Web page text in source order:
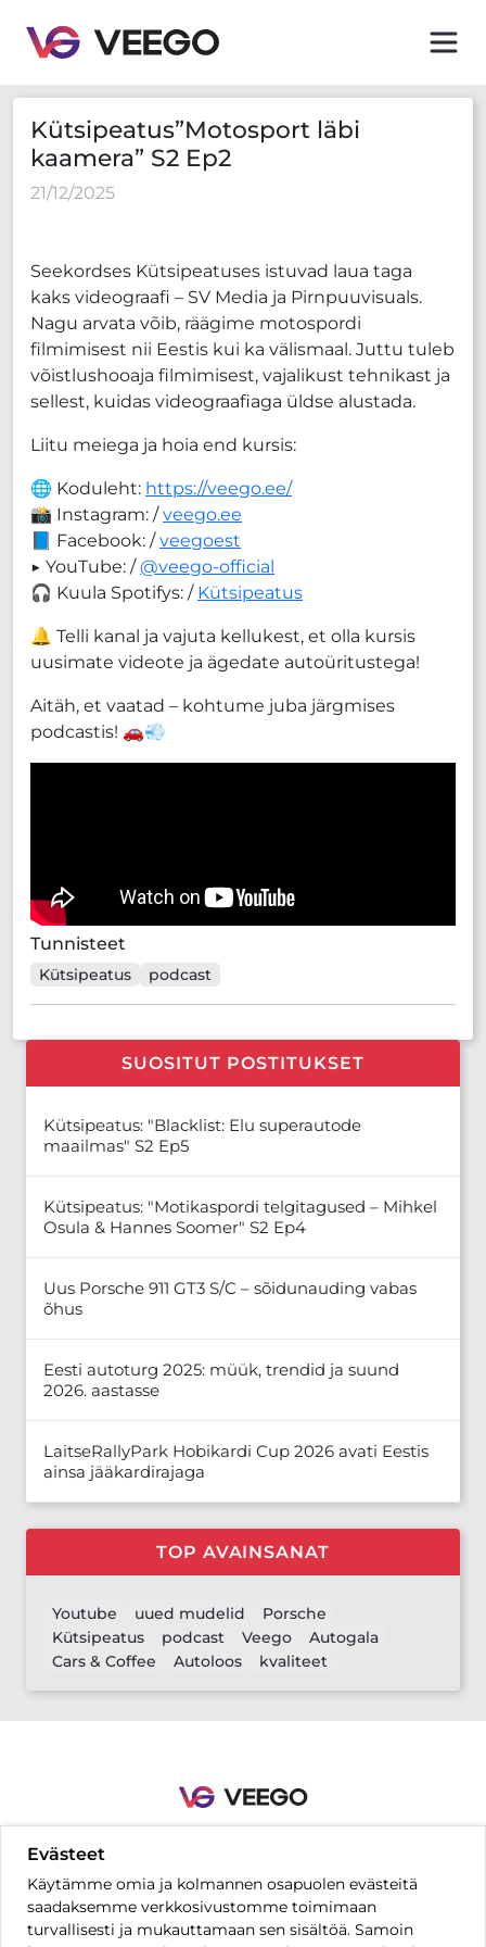
Kütsipeatus”Motosport läbi kaamera” S2 Ep2
Kütsipeatus”Motosport läbi
kaamera” S2 Ep2
21/12/2025
Seekordses Kütsipeatuses istuvad laua taga
kaks videograafi – SV Media ja Pirnpuuvisuals.
Nagu arvata võib, räägime motospordi
filmimisest nii Eestis kui ka välismaal. Juttu tuleb
võistlushooaja filmimisest, vajalikust tehnikast ja
sellest, kuidas videograafiaga üldse alustada.
Liitu meiega ja hoia end kursis:
🌐 Koduleht: https://veego.ee/
📸 Instagram: /veego.ee
📘 Facebook: /veegoest
▶️ YouTube: /@veego-official
🎧 Kuula Spotifys: / Kütsipeatus
🔔 Telli kanal ja vajuta kellukest, et olla kursis
uusimate videote ja ägedate autoüritustega!
Aitäh, et vaatad – kohtume juba järgmises
podcastis! 🚗💨
Tunnisteet
Kütsipeatus podcast
SUOSITUT POSTITUKSET
Kütsipeatus: "Blacklist: Elu superautode
maailmas" S2 Ep5
Kütsipeatus: "Motikaspordi telgitagused – Mihkel
Osula & Hannes Soomer" S2 Ep4
Uus Porsche 911 GT3 S/C – sõidunauding vabas
õhus
Eesti autoturg 2025: müük, trendid ja suund
2026. aastasse
LaitseRallyPark Hobikardi Cup 2026 avati Eestis
ainsa jääkardirajaga
TOP AVAINSANAT
Youtube uued mudelid
Porsche
Kütsipeatus
podcast Veego
Autogala
Cars & Coffee
Autoloos kvaliteet
Evästeet
Käytämme omia ja kolmannen osapuolen evästeitä
saadaksemme verkkosivustomme toimimaan
turvallisesti ja mukauttamaan sen sisältöä. Samoin
Yhteystiedot
Hinnasto